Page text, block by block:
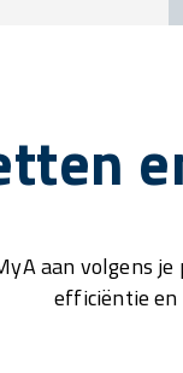
aan volgens
efficiëntie